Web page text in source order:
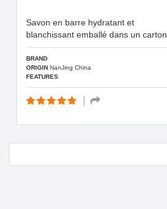
Savon en barre hydratant et
blanchissant emballé dans un carton
BRAND
ORIGIN NanJing China
FEATURES